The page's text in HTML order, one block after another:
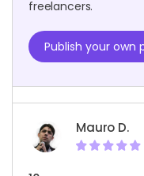
freelancers.
Publish your own
Mauro D.